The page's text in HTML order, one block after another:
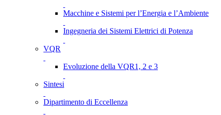
Macchine e Sistemi per l’Energia e l’Ambiente
Ingegneria dei Sistemi Elettrici di Potenza
VQR
Evoluzione della VQR1, 2 e 3
Sintesi
Dipartimento di Eccellenza